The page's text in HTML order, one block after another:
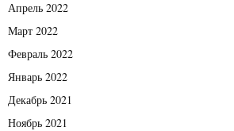
Апрель 2022
Март 2022
Февраль 2022
Январь 2022
Декабрь 2021
Ноябрь 2021